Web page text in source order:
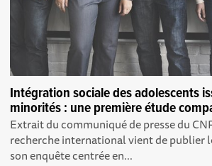
Intégration sociale des adolescents
minorités : une première étude
Extrait du communiqué de presse du
recherche international vient de publier
son enquête centrée en...